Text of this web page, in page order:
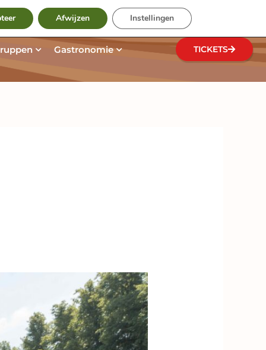
Suche
Park entdecken
Öffne Gruppen
Gastronomie Öffne Gastronomie
TICKETS
Afwijzen Instellingen